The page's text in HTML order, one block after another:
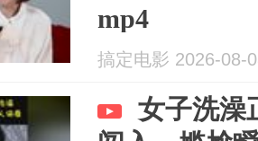
mp4
搞定电影 2026-08-
女子洗澡